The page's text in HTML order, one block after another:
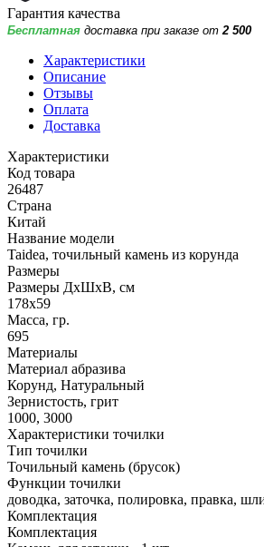
Гарантия качества
Бесплатная доставка при заказе от 2 500
Характеристики
Описание
Отзывы
Оплата
Доставка
Характеристики
Код товара
26487
Страна
Китай
Название модели
Taidea, точильный камень из корунда
Размеры
Размеры ДхШхВ, см
178х59
Масса, гр.
695
Материалы
Материал абразива
Корунд, Натуральный
Зернистость, грит
1000, 3000
Характеристики точилки
Тип точилки
Точильный камень (брусок)
Функции точилки
доводка, заточка, полировка, правка,
Комплектация
Комплектация